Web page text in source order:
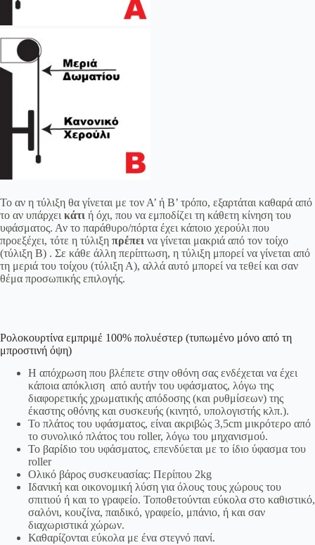
Το αν η τύλιξη θα γίνεται με τον Α’ ή Β’ τρόπο, εξαρτάται καθαρά από
το αν υπάρχει κάτι ή όχι, που να εμποδίζει τη κάθετη κίνηση του
υφάσματος. Αν το παράθυρο/πόρτα έχει κάποιο χερούλι που
προεξέχει, τότε η τύλιξη πρέπει να γίνεται μακριά από τον τοίχο
(τύλιξη Β) . Σε κάθε άλλη περίπτωση, η τύλιξη μπορεί να γίνεται από
τη μεριά του τοίχου (τύλιξη Α), αλλά αυτό μπορεί να τεθεί και σαν
θέμα προσωπικής επιλογής.
Ρολοκουρτίνα εμπριμέ 100% πολυέστερ (τυπωμένο μόνο από τη
μπροστινή όψη)
Η απόχρωση που βλέπετε στην οθόνη σας ενδέχεται να έχει
κάποια απόκλιση από αυτήν του υφάσματος, λόγω της
διαφορετικής χρωματικής απόδοσης (και ρυθμίσεων) της
έκαστης οθόνης και συσκευής (κινητό, υπολογιστής κλπ.).
Το πλάτος του υφάσματος, είναι ακριβώς 3,5cm μικρότερο από
το συνολικό πλάτος του roller, λόγω του μηχανισμού.
Το βαρίδιο του υφάσματος, επενδύεται με το ίδιο ύφασμα του
roller
Ολικό βάρος συσκευασίας: Περίπου 2kg
Ιδανική και οικονομική λύση για όλους τους χώρους του
σπιτιού ή και το γραφείο. Τοποθετούνται εύκολα στο καθιστικό,
σαλόνι, κουζίνα, παιδικό, γραφείο, μπάνιο, ή και σαν
διαχωριστικά χώρων.
Καθαρίζονται εύκολα με ένα στεγνό πανί.